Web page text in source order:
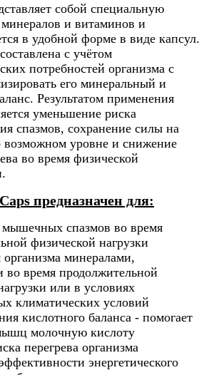
собой специальную
и витаминов и
в удобной форме в виде капсул.
с учётом
потребностей организма с
его минеральный и
Результатом применения
уменьшение риска
спазмов, сохранение силы на
возможном уровне и снижение
во время физической
предназначен для:
спазмов во время
физической нагрузки
минералами,
во время продолжительной
или в условиях
климатических условий
кислотного баланса - помогает
молочную кислоту
перегрева организма
энергетического